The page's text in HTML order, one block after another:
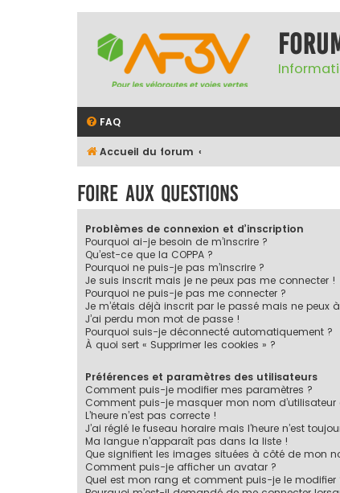
FAQ
Accueil du forum
Foire aux questions
Problèmes de connexion et d’inscription
Pourquoi ai-je besoin de m’inscrire ?
Qu’est-ce que la COPPA ?
Pourquoi ne puis-je pas m’inscrire ?
Je suis inscrit mais je ne peux pas me connecter !
Pourquoi ne puis-je pas me connecter ?
Je m’étais déjà inscrit par le passé mais ne peux
J’ai perdu mon mot de passe !
Pourquoi suis-je déconnecté automatiquement ?
À quoi sert « Supprimer les cookies » ?
Préférences et paramètres des utilisateurs
Comment puis-je modifier mes paramètres ?
Comment puis-je masquer mon nom
L’heure n’est pas correcte !
J’ai réglé le fuseau horaire mais l’heure n’est
Ma langue n’apparaît pas dans la liste !
Que signifient les images situées à côté de mon
Comment puis-je afficher un avatar ?
Quel est mon rang et comment puis-je le modifier